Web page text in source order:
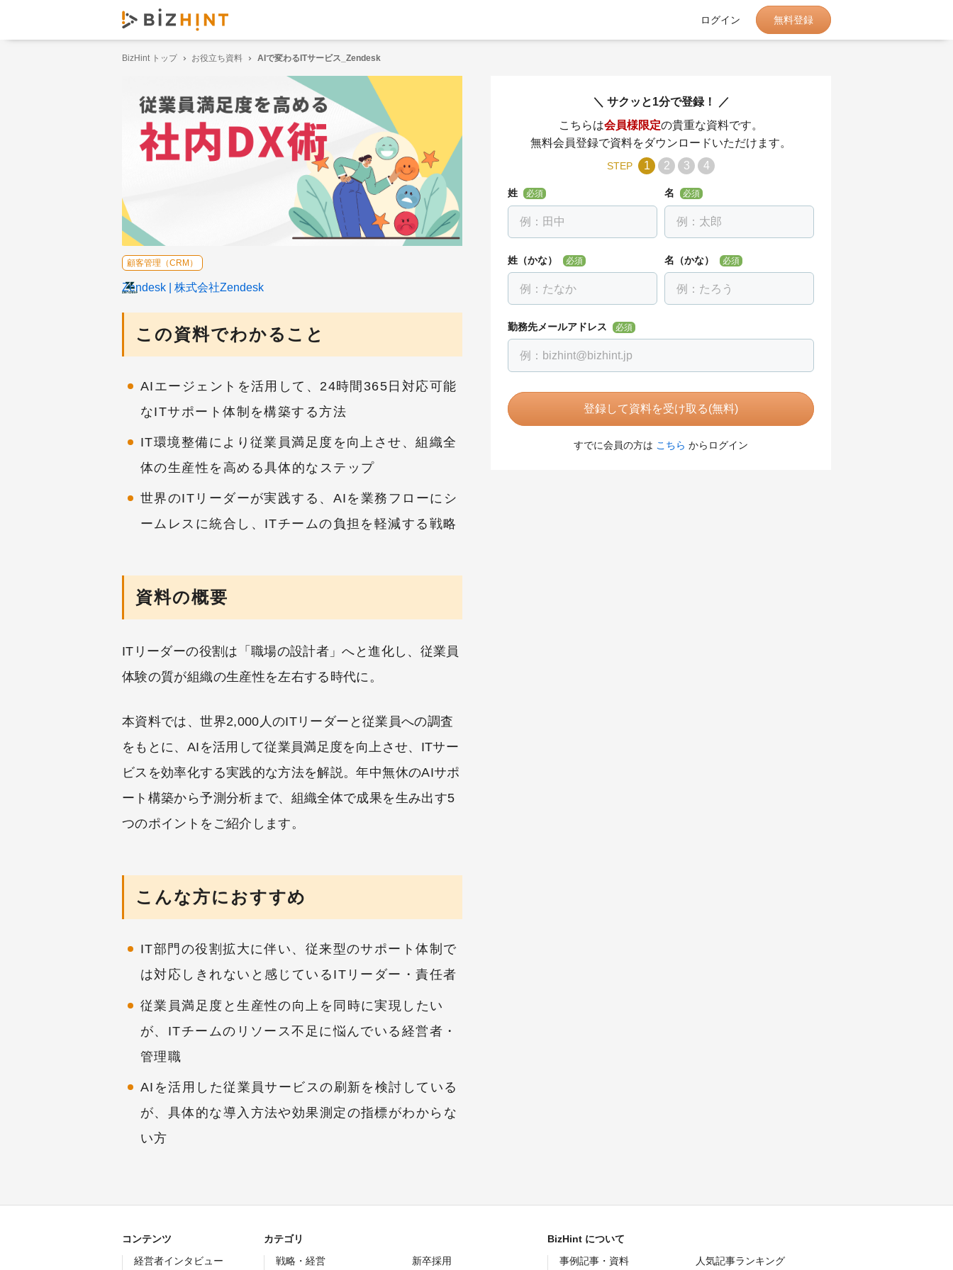
ログイン 無料登録
BizHint トップ お役立ち資料 AIで変わるITサービス_Zendesk
この資料でわかること
AIエージェントを活用して、24時間365日対応可能
なITサポート体制を構築する方法
IT環境整備により従業員満足度を向上させ、組織全
体の生産性を高める具体的なステップ
世界のITリーダーが実践する、AIを業務フローにシ
ームレスに統合し、ITチームの負担を軽減する戦略
資料の概要
ITリーダーの役割は「職場の設計者」へと進化し、従業員
体験の質が組織の生産性を左右する時代に。
本資料では、世界2,000人のITリーダーと従業員への調査
をもとに、AIを活用して従業員満足度を向上させ、ITサー
ビスを効率化する実践的な方法を解説。年中無休のAIサポ
ート構築から予測分析まで、組織全体で成果を生み出す5
つのポイントをご紹介します。
こんな方におすすめ
IT部門の役割拡大に伴い、従来型のサポート体制で
は対応しきれないと感じているITリーダー・責任者
従業員満足度と生産性の向上を同時に実現したい
が、ITチームのリソース不足に悩んでいる経営者・
管理職
AIを活用した従業員サービスの刷新を検討している
が、具体的な導入方法や効果測定の指標がわからな
い方
顧客管理（CRM）
Zendesk 株式会社Zendesk
サクッと1分で登録！
こちらは会員様限定の貴重な資料です。
無料会員登録で資料をダウンロードいただけます。
STEP 1 2 3 4
姓 必須 名 必須
姓（かな） 必須 名（かな） 必須
勤務先メールアドレス 必須
登録して資料を受け取る(無料)
すでに会員の方は こちら からログイン
コンテンツ
経営者インタビュー
カテゴリ
戦略・経営
新卒採用
BizHint について
事例記事・資料
人気記事ランキング